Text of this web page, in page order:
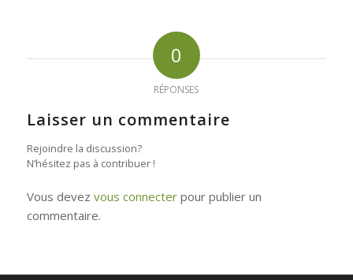
0
RÉPONSES
Laisser un commentaire
Rejoindre la discussion?
N’hésitez pas à contribuer !
Vous devez vous connecterpour publier un
commentaire.